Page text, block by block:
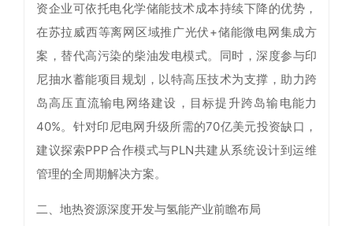
资企业可依托电化学储能技术成本持续下降的优势，
在苏拉威西等离网区域推广光伏+储能微电网集成方
案，替代高污染的柴油发电模式。同时，深度参与印
尼抽水蓄能项目规划，以特高压技术为支撑，助力跨
岛高压直流输电网络建设，目标提升跨岛输电能力
40%。针对印尼电网升级所需的70亿美元投资缺口，
建议探索PPP合作模式与PLN共建从系统设计到运维
管理的全周期解决方案。
二、地热资源深度开发与氢能产业前瞻布局